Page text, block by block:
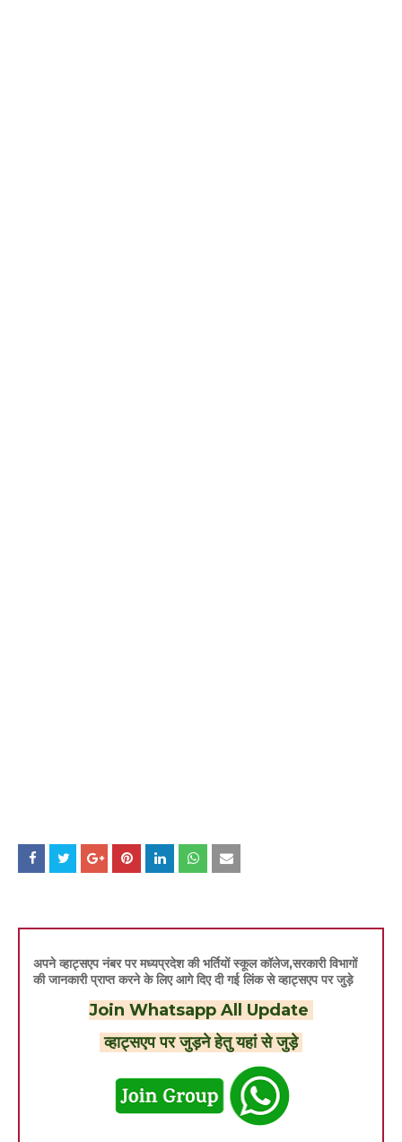
अपने व्हाट्सएप नंबर पर मध्यप्रदेश की भर्तियों स्कूल कॉलेज,सरकारी विभागों
की जानकारी प्राप्त करने के लिए आगे दिए दी गई लिंक से व्हाट्सएप पर जुड़े
Join Whatsapp All Update
व्हाट्सएप पर जुड़ने हेतु यहां से जुड़े